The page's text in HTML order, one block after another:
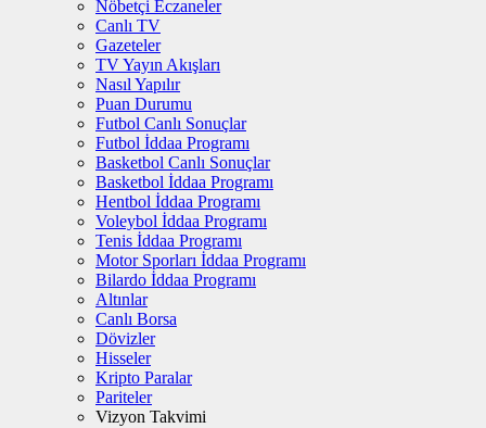
Nöbetçi Eczaneler
Canlı TV
Gazeteler
TV Yayın Akışları
Nasıl Yapılır
Puan Durumu
Futbol Canlı Sonuçlar
Futbol İddaa Programı
Basketbol Canlı Sonuçlar
Basketbol İddaa Programı
Hentbol İddaa Programı
Voleybol İddaa Programı
Tenis İddaa Programı
Motor Sporları İddaa Programı
Bilardo İddaa Programı
Altınlar
Canlı Borsa
Dövizler
Hisseler
Kripto Paralar
Pariteler
Vizyon Takvimi